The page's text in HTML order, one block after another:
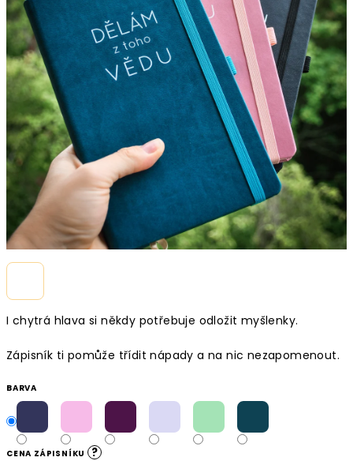
I chytrá hlava si někdy potřebuje odložit myšlenky.
Zápisník ti pomůže třídit nápady a na nic nezapomenout.
BARVA
CENA ZÁPISNÍKU ?